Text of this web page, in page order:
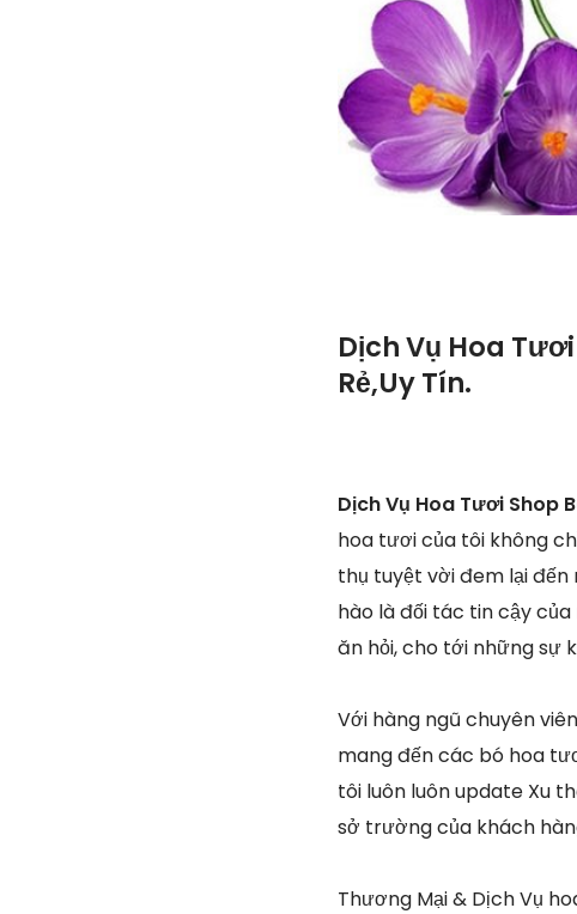
Dịch Vụ Hoa
Rẻ,Uy Tín.
Dịch Vụ Hoa Tươi Shop
hoa tươi của tôi không
thụ tuyệt vời đem lại
hào là đối tác tin cậy
ăn hỏi, cho tới những sự
Với hàng ngũ chuyên
mang đến các bó hoa
tôi luôn luôn update Xu
sở trường của khách
Thương Mại & Dịch Vụ